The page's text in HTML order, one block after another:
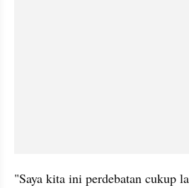
"Saya kita ini perdebatan cukup